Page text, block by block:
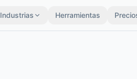
Industrias Herramientas